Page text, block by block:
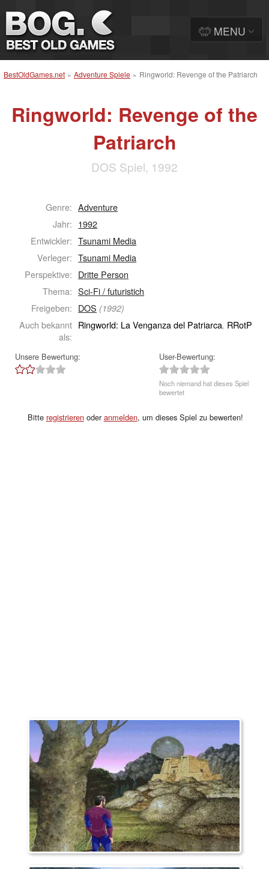
BestOldGames.net » Adventure Spiele » Ringworld: Revenge of the Patriarch
Ringworld: Revenge of the
Patriarch
DOS Spiel, 1992
Genre: Adventure
Jahr: 1992
Entwickler: Tsunami Media
Verleger: Tsunami Media
Perspektive: Dritte Person
Thema: Sci-Fi / futuristich
Freigeben: DOS (1992)
Auch bekannt
als:
Ringworld: La Venganza del Patriarca, RRotP
Unsere Bewertung: User-Bewertung:
Noch niemand hat dieses Spiel
bewertet
Bitte registrierenoderanmelden, um dieses Spiel zu bewerten!
MENU